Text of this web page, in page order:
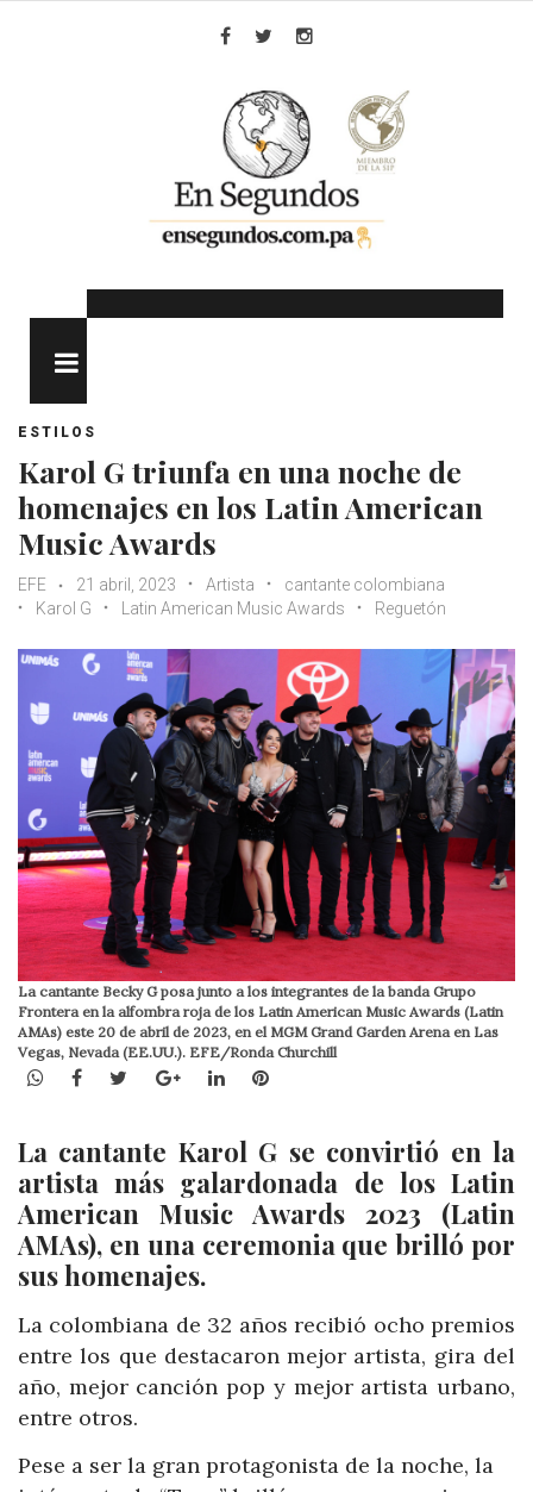
ESTILOS
Karol G triunfa en una noche de
homenajes en los Latin American
Music Awards
EFE 21 abril, 2023 Artista
cantante colombiana
Karol G
Latin American Music Awards Reguetón
La cantante Becky G posa junto a los integrantes de la banda Grupo
Frontera en la alfombra roja de los Latin American Music Awards (Latin
AMAs) este 20 de abril de 2023, en el MGM Grand Garden Arena en Las
Vegas, Nevada (EE.UU.). EFE/Ronda Churchill
WhatsApp
Facebook
TwitterGoogle+LinkedInPinterest
La cantante Karol G se convirtió en la
artista más galardonada de los Latin
American Music Awards 2023 (Latin
AMAs), en una ceremonia que brilló por
sus homenajes.
La colombiana de 32 años recibió ocho premios
entre los que destacaron mejor artista, gira del
año, mejor canción pop y mejor artista urbano,
entre otros.
Pese a ser la gran protagonista de la noche, la